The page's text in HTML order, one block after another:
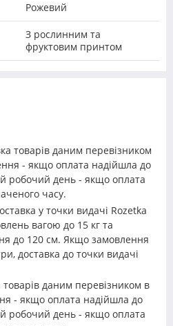
Рожевий
З рослинним та
фруктовим принтом
товарів даним перевізником
- якщо оплата надійшла до
робочий день - якщо оплата
часу.
у точки видачі Rozetka
вагою до 15 кг та
до 120 см. Якщо замовлення
доставка до точки видачі
товарів даним перевізником в
- якщо оплата надійшла до
робочий день - якщо оплата